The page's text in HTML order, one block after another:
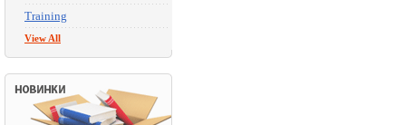
Training
View All